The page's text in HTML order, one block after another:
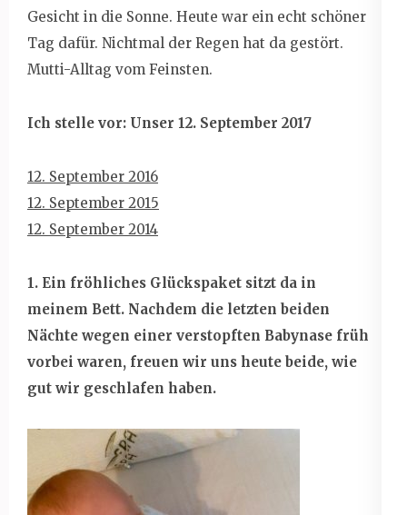
Gesicht in die Sonne. Heute war ein echt schöner
Tag dafür. Nichtmal der Regen hat da gestört.
Mutti-Alltag vom Feinsten.
Ich stelle vor: Unser 12. September 2017
12. September 2016
12. September 2015
12. September 2014
1. Ein fröhliches Glückspaket sitzt da in
meinem Bett. Nachdem die letzten beiden
Nächte wegen einer verstopften Babynase früh
vorbei waren, freuen wir uns heute beide, wie
gut wir geschlafen haben.